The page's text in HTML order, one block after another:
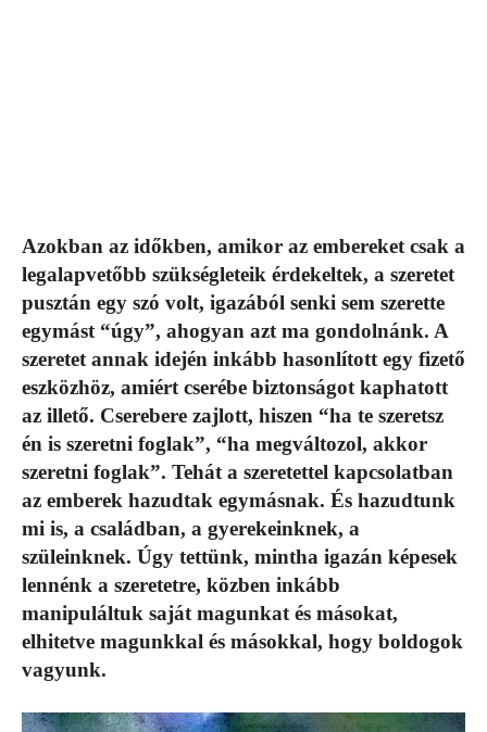
Azokban az időkben, amikor az embereket csak a
legalapvetőbb szükségleteik érdekeltek, a szeretet
pusztán egy szó volt, igazából senki sem szerette
egymást “úgy”, ahogyan azt ma gondolnánk. A
szeretet annak idején inkább hasonlított egy fizető
eszközhöz, amiért cserébe biztonságot kaphatott
az illető. Cserebere zajlott, hiszen “ha te szeretsz
én is szeretni foglak”, “ha megváltozol, akkor
szeretni foglak”. Tehát a szeretettel kapcsolatban
az emberek hazudtak egymásnak. És hazudtunk
mi is, a családban, a gyerekeinknek, a
szüleinknek. Úgy tettünk, mintha igazán képesek
lennénk a szeretetre, közben inkább
manipuláltuk saját magunkat és másokat,
elhitetve magunkkal és másokkal, hogy boldogok
vagyunk.